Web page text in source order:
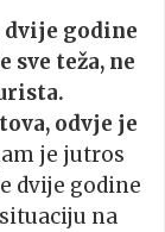
dvije godine
sve teža, ne
odvje je
je jutros
dvije godine
na